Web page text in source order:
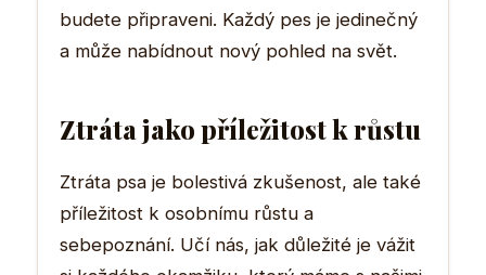
budete připraveni. Každý pes je jedinečný
a může nabídnout nový pohled na svět.
Ztráta jako příležitost k růstu
Ztráta psa je bolestivá zkušenost, ale také
příležitost k osobnímu růstu a
sebepoznání. Učí nás, jak důležité je vážit